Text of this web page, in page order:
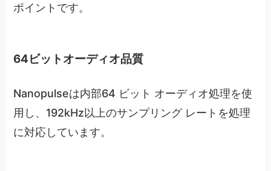
ポイントです。
64ビットオーディオ品質
Nanopulseは内部64 ビット オーディオ処理を使
用し、192kHz以上のサンプリング レートを処理
に対応しています。